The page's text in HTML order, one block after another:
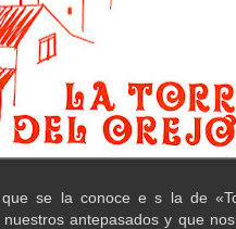
se la conoce e s la de
antepasados y que